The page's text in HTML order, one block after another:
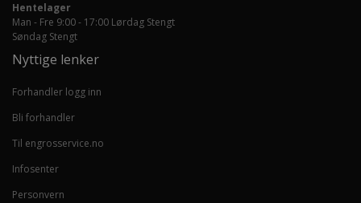
Hentelager
Man - Fre 9:00 - 17:00 Lørdag Stengt
Søndag Stengt
Nyttige lenker
Forhandler logg inn
Bli forhandler
Til engrosservice.no
Infosenter
Personvern